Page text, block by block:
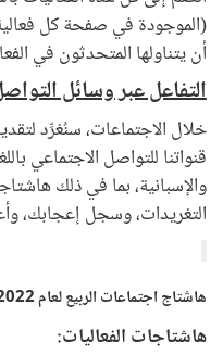
(الموجودة في صفحة كل
أن يتناولها المتحدثون في
التفاعل عبر وسائل
خلال الاجتماعات، سنُغرِّد
قنواتنا للتواصل الاجتماعي
والإسبانية، بما في ذلك
التغريدات، وسجل إعجابك،
هاشتاج اجتماعات الربيع لعام 2022:
هاشتاجات الفعاليات: